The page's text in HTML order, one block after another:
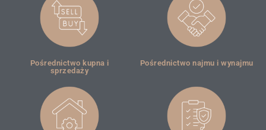
Pośrednictwo kupna i
sprzedaży
Pośrednictwo najmu i wynajmu